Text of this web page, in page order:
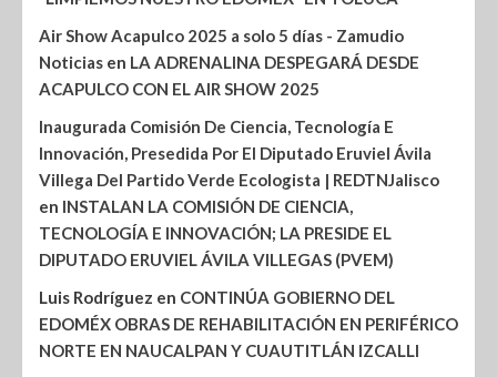
Air Show Acapulco 2025 a solo 5 días - Zamudio
Noticias en LA ADRENALINA DESPEGARÁ DESDE
ACAPULCO CON EL AIR SHOW 2025
Inaugurada Comisión De Ciencia, Tecnología E
Innovación, Presedida Por El Diputado Eruviel Ávila
Villega Del Partido Verde Ecologista | REDTNJalisco
en INSTALAN LA COMISIÓN DE CIENCIA,
TECNOLOGÍA E INNOVACIÓN; LA PRESIDE EL
DIPUTADO ERUVIEL ÁVILA VILLEGAS (PVEM)
Luis Rodríguez en CONTINÚA GOBIERNO DEL
EDOMÉX OBRAS DE REHABILITACIÓN EN PERIFÉRICO
NORTE EN NAUCALPAN Y CUAUTITLÁN IZCALLI